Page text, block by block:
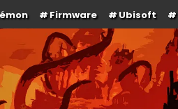
Firmware Ubisoft